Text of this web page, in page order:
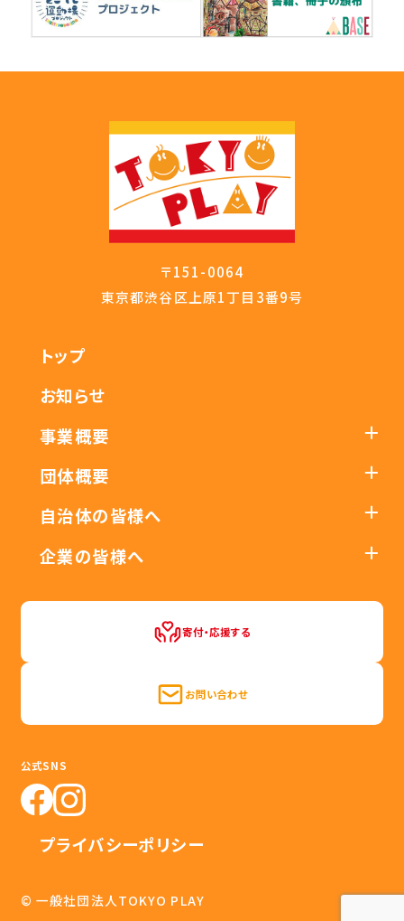
〒151-0064
東京都渋谷区上原1丁目3番9号
トップ
お知らせ
事業概要
団体概要
自治体の皆様へ
企業の皆様へ
寄付・応援する
お問い合わせ
公式SNS
プライバシーポリシー
© 一般社団法人TOKYO PLAY